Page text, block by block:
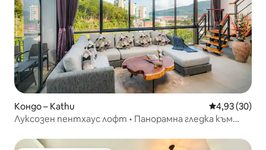
Кондо – Kathu Средна
4,93 (30)
Луксозен пентхаус лофт • Панорамна гледка към